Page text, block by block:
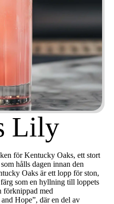
Lily
för Kentucky Oaks, ett stort
hålls dagen innan den
Oaks är ett lopp för ston,
som en hyllning till loppets
förknippad med
Hope”, där en del av